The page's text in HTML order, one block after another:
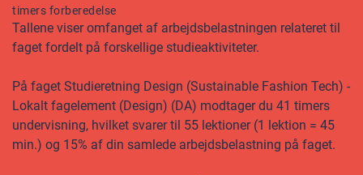
timers forberedelse
Tallene viser omfanget af arbejdsbelastningen relateret til
faget fordelt på forskellige studieaktiviteter.
På faget Studieretning Design (Sustainable Fashion Tech) -
Lokalt fagelement (Design) (DA) modtager du 41 timers
undervisning, hvilket svarer til 55 lektioner (1 lektion = 45
min.) og 15% af din samlede arbejdsbelastning på faget.